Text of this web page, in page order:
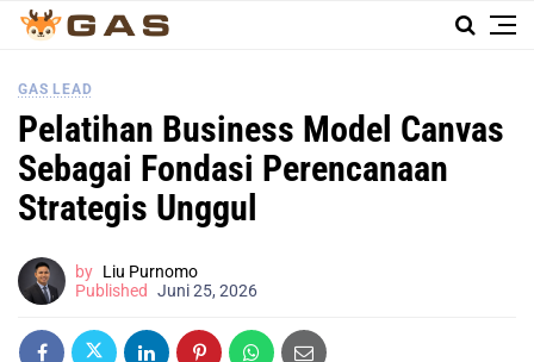
GAS LEAD
Pelatihan Business Model Canvas
Sebagai Fondasi Perencanaan
Strategis Unggul
by Liu Purnomo
Published
Juni 25, 2026